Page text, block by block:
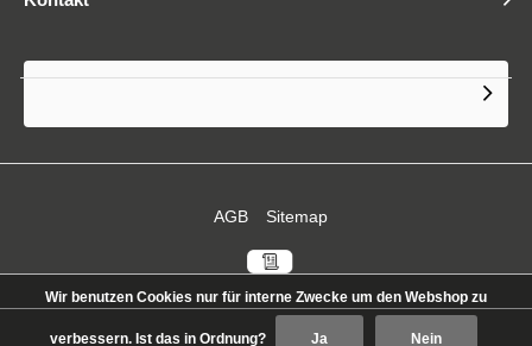
E-Gabelstapler vollständig
Logistik
AGB Sitemap
Wir benutzen Cookies nur für interne Zwecke um den Webshop zu
verbessern. Ist das in Ordnung? Ja Nein